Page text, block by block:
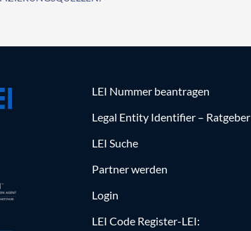
LEI Nummer beantragen
Legal Entity Identifier – Ratgeber
LEI Suche
Partner werden
Login
LEI Code Register-LEI: